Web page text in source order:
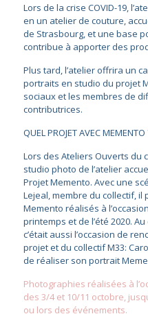
Lors de la crise COVID-19,
en un atelier de couture,
de Strasbourg, et une base
contribue à apporter des
Plus tard, l’atelier offrira un
portraits en studio du projet
sociaux et les membres de
contributrices.
QUEL PROJET AVEC MEMENTO
Lors des Ateliers Ouverts du
studio photo de l’atelier
Projet Memento. Avec une
Lejeal, membre du collectif,
Memento réalisés à
printemps et de l’été 2020.
c’était aussi l’occasion de
projet et du collectif M33:
de réaliser son portrait
Photographies réalisées à
des 3/4 et 10/11 octobre,
ou lors des événements.